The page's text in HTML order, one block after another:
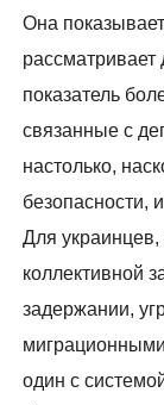
Она
рассматривает
показатель
связанные с
настолько,
безопасности,
Для украинцев,
коллективной
задержании,
один с